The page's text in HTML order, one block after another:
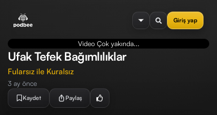
Giriş yap
menu
Video Çok yakında...
Ufak Tefek Bağımlılıklar
Fularsız ile Kuralsız
3 ay önce
Kaydet Paylaş